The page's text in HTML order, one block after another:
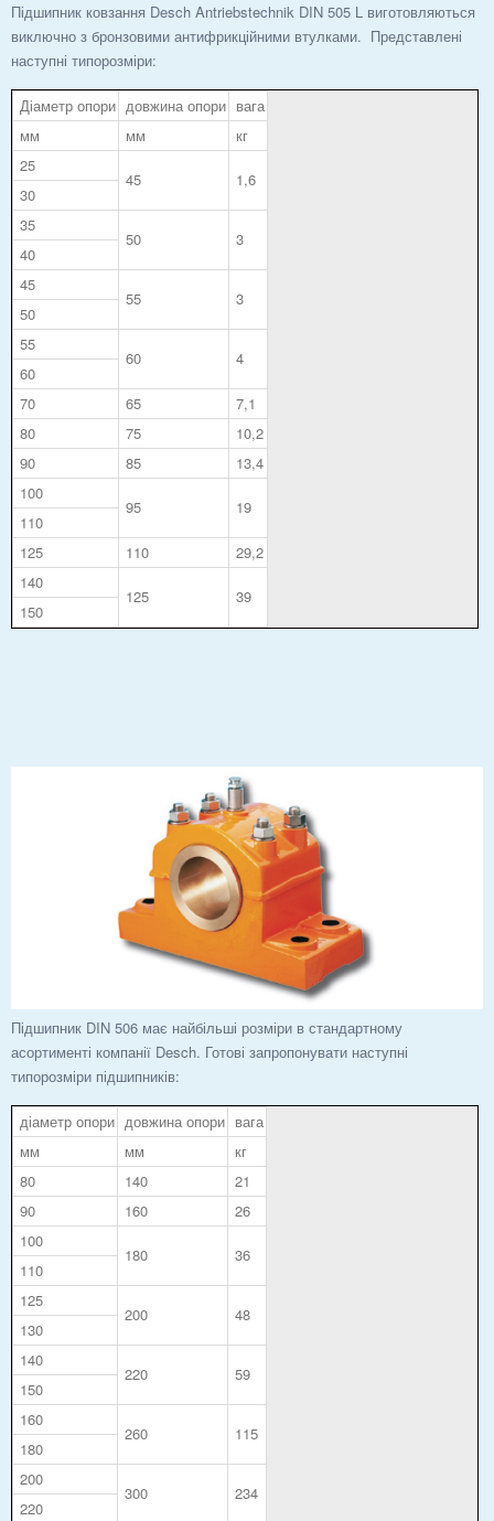
Підшипник ковзання Desch Antriebstechnik DIN 505 L виготовляються
виключно з бронзовими антифрикційними втулками. Представлені
наступні типорозміри:
Діаметр опори довжина опори вага
мм
мм
кг
25
45 1,6
30
35
50 3
40
45
55 3
50
55
60 4
60
70
65
7,1
80
75
10,2
90
85
13,4
100
95 19
110
125
110
29,2
140
125 39
150
Підшипник DIN 506 має найбільші розміри в стандартному
асортименті компанії Desch. Готові запропонувати наступні
типорозміри підшипників:
діаметр опори довжина опори вага
мм
мм
кг
80
140
21
90
160
26
100
180 36
110
125
200 48
130
140
220 59
150
160
260 115
180
200
300 234
220